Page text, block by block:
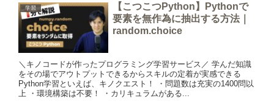
学習
【こつこつPython】Pythonで
要素を無作為に抽出する方法｜
random.choice
＼キノコードが作ったプログラミング学習サービス／ 学んだ知識
をその場でアウトプットできるからスキルの定着が実感できる
Python学習といえば、キノクエスト！ ・問題数は充実の1400問以
上 ・環境構築は不要！ ・カリキュラムがある...